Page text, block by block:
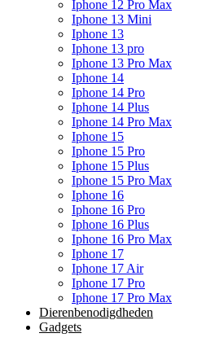
Iphone 12 Pro Max
Iphone 13 Mini
Iphone 13
Iphone 13 pro
Iphone 13 Pro Max
Iphone 14
Iphone 14 Pro
Iphone 14 Plus
Iphone 14 Pro Max
Iphone 15
Iphone 15 Pro
Iphone 15 Plus
Iphone 15 Pro Max
Iphone 16
Iphone 16 Pro
Iphone 16 Plus
Iphone 16 Pro Max
Iphone 17
Iphone 17 Air
Iphone 17 Pro
Iphone 17 Pro Max
Dierenbenodigdheden
Gadgets